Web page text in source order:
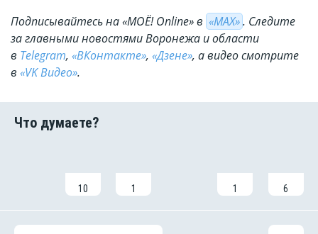
Подписывайтесь на «МОЁ! Online» в «МАХ». Cледите
за главными новостями Воронежа и области
в Telegram, «ВКонтакте», «Дзене», а видео смотрите
в «VK Видео».
10 1 1 6